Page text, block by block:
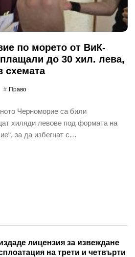
по морето от ВиК-
до 30 хил. лева,
схемата
Право
Черноморие са били
хиляди левове под формата на
за да избегнат с…
лицензия за извеждане
на трети и четвърти